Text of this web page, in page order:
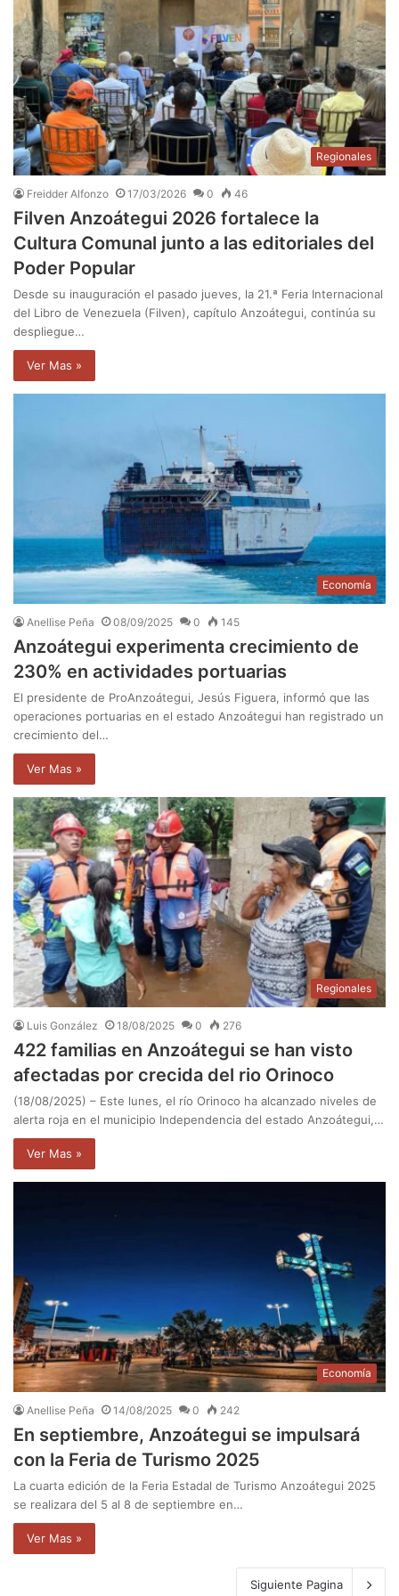
Regionales
Freidder Alfonzo 17/03/2026 0 46
Filven Anzoátegui 2026 fortalece la
Cultura Comunal junto a las editoriales del
Poder Popular
Desde su inauguración el pasado jueves, la 21.ª Feria Internacional
del Libro de Venezuela (Filven), capítulo Anzoátegui, continúa su
despliegue…
Ver Mas »
Economía
Anellise Peña 08/09/2025 0 145
Anzoátegui experimenta crecimiento de
230% en actividades portuarias
El presidente de ProAnzoátegui, Jesús Figuera, informó que las
operaciones portuarias en el estado Anzoátegui han registrado un
crecimiento del…
Ver Mas »
Regionales
Luis González 18/08/2025 0 276
422 familias en Anzoátegui se han visto
afectadas por crecida del rio Orinoco
(18/08/2025) – Este lunes, el río Orinoco ha alcanzado niveles de
alerta roja en el municipio Independencia del estado Anzoátegui,…
Ver Mas »
Economía
Anellise Peña 14/08/2025 0 242
En septiembre, Anzoátegui se impulsará
con la Feria de Turismo 2025
La cuarta edición de la Feria Estadal de Turismo Anzoátegui 2025
se realizara del 5 al 8 de septiembre en…
Ver Mas »
Siguiente Pagina